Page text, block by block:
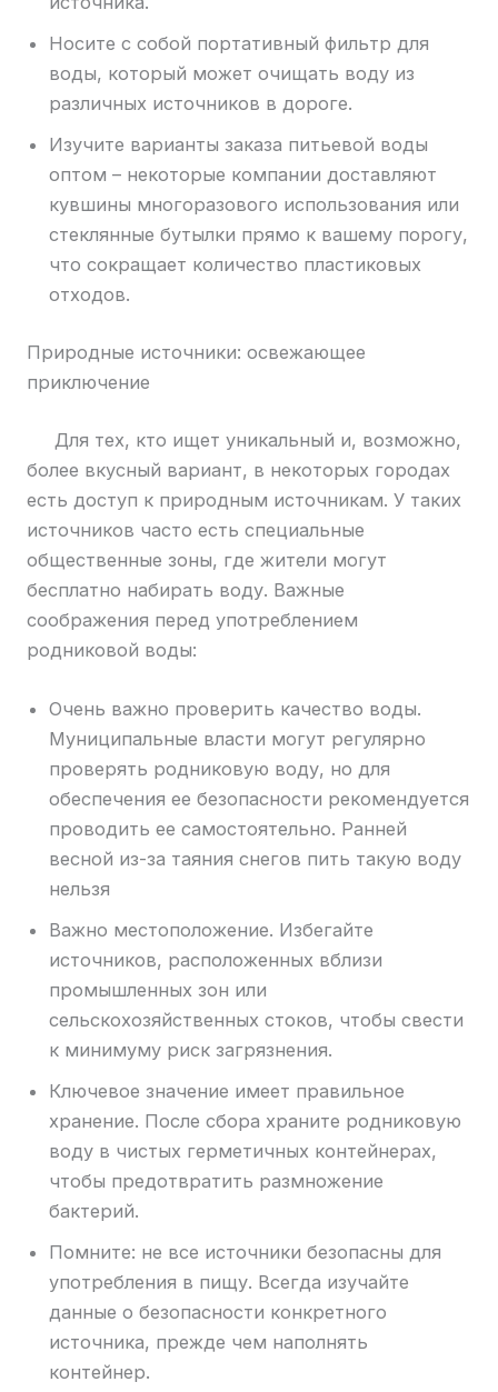
Носите с собой портативный фильтр для
воды, который может очищать воду из
различных источников в дороге.
Изучите варианты заказа питьевой воды
оптом – некоторые компании доставляют
кувшины многоразового использования или
стеклянные бутылки прямо к вашему порогу,
что сокращает количество пластиковых
отходов.
Природные источники: освежающее
приключение
Для тех, кто ищет уникальный и, возможно,
более вкусный вариант, в некоторых городах
есть доступ к природным источникам. У таких
источников часто есть специальные
общественные зоны, где жители могут
бесплатно набирать воду. Важные
соображения перед употреблением
родниковой воды:
Очень важно проверить качество воды.
Муниципальные власти могут регулярно
проверять родниковую воду, но для
обеспечения ее безопасности рекомендуется
проводить ее самостоятельно. Ранней
весной из-за таяния снегов пить такую воду
нельзя
Важно местоположение. Избегайте
источников, расположенных вблизи
промышленных зон или
сельскохозяйственных стоков, чтобы свести
к минимуму риск загрязнения.
Ключевое значение имеет правильное
хранение. После сбора храните родниковую
воду в чистых герметичных контейнерах,
чтобы предотвратить размножение
бактерий.
Помните: не все источники безопасны для
употребления в пищу. Всегда изучайте
данные о безопасности конкретного
источника, прежде чем наполнять
контейнер.